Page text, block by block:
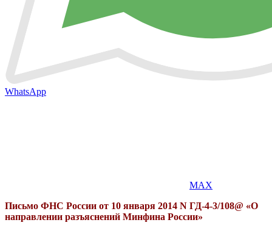
WhatsApp
MAX
Письмо ФНС России от 10 января 2014 N ГД-4-3/108@ «О
направлении разъяснений Минфина России»